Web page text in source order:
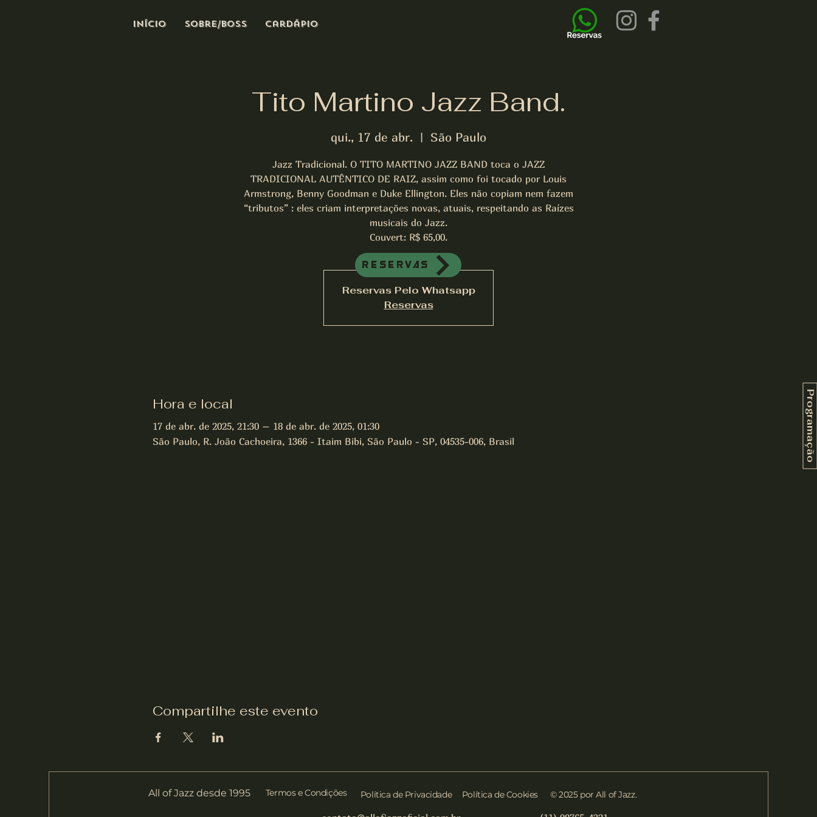
Início Sobre/Boss Cardápio
Programação
Tito Martino Jazz Band.
qui., 17 de abr.
  |
São Paulo
Jazz Tradicional. O TITO MARTINO JAZZ BAND toca o JAZZ
TRADICIONAL AUTÊNTICO DE RAIZ, assim como foi tocado por Louis
Armstrong, Benny Goodman e Duke Ellington. Eles não copiam nem fazem
“tributos” : eles criam interpretações novas, atuais, respeitando as Raízes
musicais do Jazz.
Couvert: R$ 65,00.
Reservas Pelo Whatsapp
Reservas
Hora e local
17 de abr. de 2025, 21:30 – 18 de abr. de 2025, 01:30
São Paulo, R. João Cachoeira, 1366 - Itaim Bibi, São Paulo - SP, 04535-006, Brasil
Compartilhe este evento
Reservas
All of Jazz desde 1995 Termos e Condições Política de Privacidade Política de Cookies © 2025 por All of Jazz.